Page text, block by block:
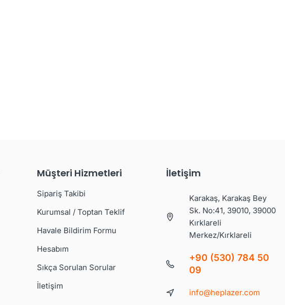
Müşteri Hizmetleri
Sipariş Takibi
Kurumsal / Toptan Teklif
Havale Bildirim Formu
Hesabım
Sıkça Sorulan Sorular
İletişim
İletişim
Karakaş, Karakaş Bey
Sk. No:41, 39010, 39000
Kırklareli
Merkez/Kırklareli
+90 (530) 784 50
09
info@heplazer.com